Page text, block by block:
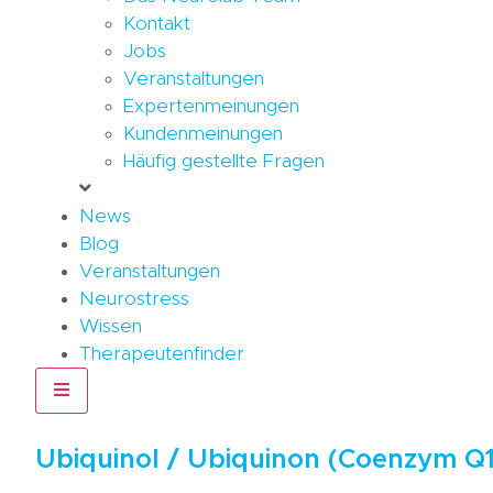
Kontakt
Jobs
Veranstaltungen
Expertenmeinungen
Kundenmeinungen
Häufig gestellte Fragen
News
Blog
Veranstaltungen
Neurostress
Wissen
Therapeutenfinder
Hamburger Toggle Menu
Ubiquinol / Ubiquinon (Coenzym